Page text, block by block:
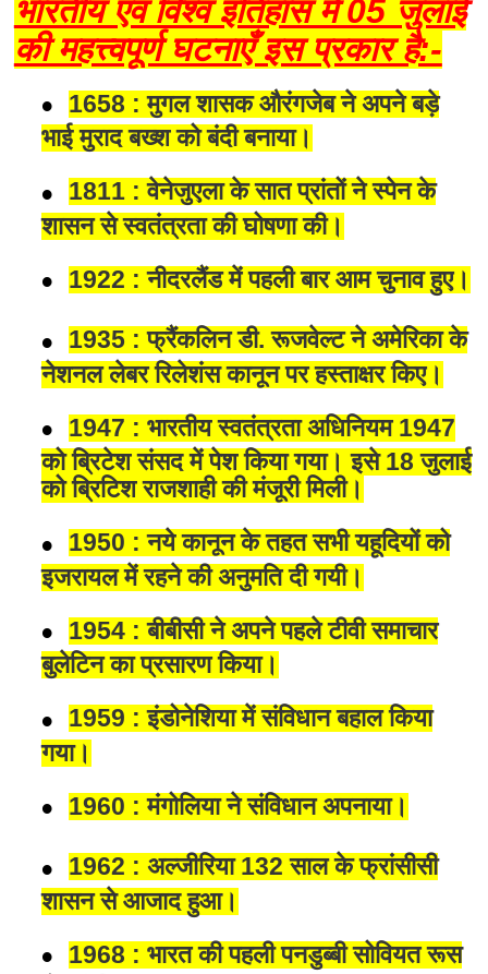
भारतीय एवं विश्व इतिहास में 05 जुलाई
की महत्त्वपूर्ण घटनाएँ इस प्रकार है:-
1658 : मुगल शासक औरंगजेब ने अपने बड़े
भाई मुराद बख्श को बंदी बनाया।
1811 : वेनेजुएला के सात प्रांतों ने स्पेन के
शासन से स्वतंत्रता की घोषणा की।
1922 : नीदरलैंड में पहली बार आम चुनाव हुए।
1935 : फ्रैंकलिन डी. रूजवेल्ट ने अमेरिका के
नेशनल लेबर रिलेशंस कानून पर हस्ताक्षर किए।
1947 : भारतीय स्वतंत्रता अधिनियम 1947
को ब्रिटेश संसद में पेश किया गया। इसे 18 जुलाई
को ब्रिटिश राजशाही की मंजूरी मिली।
1950 : नये कानून के तहत सभी यहूदियों को
इजरायल में रहने की अनुमति दी गयी।
1954 : बीबीसी ने अपने पहले टीवी समाचार
बुलेटिन का प्रसारण किया।
1959 : इंडोनेशिया में संविधान बहाल किया
गया।
1960 : मंगोलिया ने संविधान अपनाया।
1962 : अल्जीरिया 132 साल के फ्रांसीसी
शासन से आजाद हुआ।
1968 : भारत की पहली पनडुब्बी सोवियत रूस